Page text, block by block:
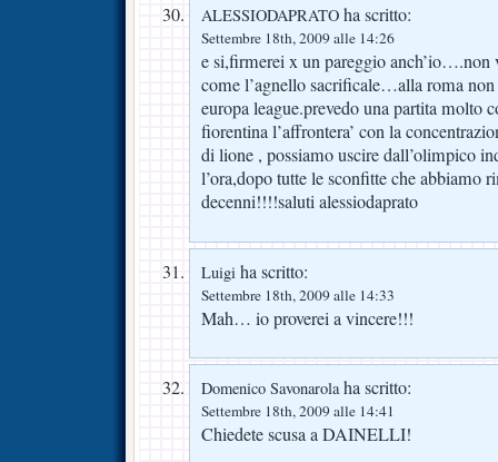
ALESSIODAPRATO ha scritto:
Settembre 18th, 2009 alle 14:26
e si,firmerei x un pareggio anch’io….non
come l’agnello sacrificale…alla roma non
europa league.prevedo una partita molto
fiorentina l’affrontera’ con la
di lione , possiamo uscire dall’olimpico
l’ora,dopo tutte le sconfitte che abbiamo
decenni!!!!saluti alessiodaprato
Luigi ha scritto:
Settembre 18th, 2009 alle 14:33
Mah… io proverei a vincere!!!
Domenico Savonarolaha scritto:
Settembre 18th, 2009 alle 14:41
Chiedete scusa a DAINELLI!